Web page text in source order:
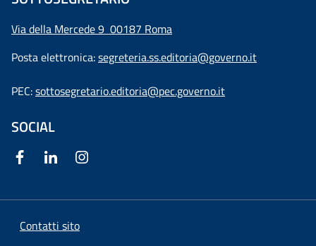
Via della Mercede 9 00187 Roma
Posta elettronica:segreteria.ss.editoria@governo.it
PEC:sottosegretario.editoria@pec.governo.it
SOCIAL
Contatti sito